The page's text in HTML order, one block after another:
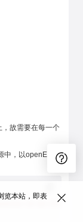
故需要在每一个
中，以openEuler
24.03-LTS-SP1/
览本站，即表